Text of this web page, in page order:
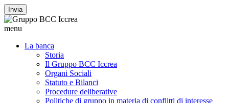
Invia
menu
La banca
Storia
Il Gruppo BCC Iccrea
Organi Sociali
Statuto e Bilanci
Procedure deliberative
Politiche di gruppo in materia di conflitti di interesse